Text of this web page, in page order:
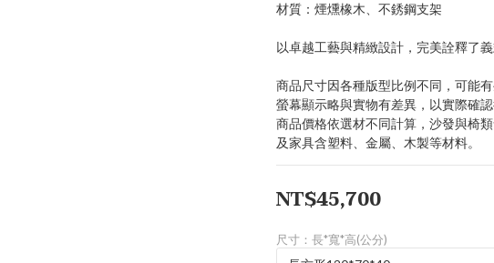
材質：煙燻橡木、不銹鋼支架
以卓越工藝與精緻設計，完美詮釋了
商品尺寸因各種版型比例不同，可能
螢幕顯示略與實物有差異，以實際確認
商品價格依選材不同計算，沙發與椅
及家具含塑料、金屬、木製等材料。
NT$45,700
尺寸：長*寬*高(公分)